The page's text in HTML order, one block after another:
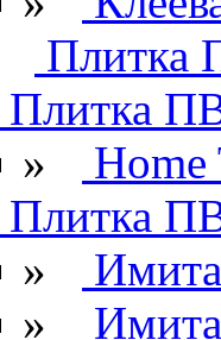
Плитка
Плитка
»
Home
Плитка
»
»